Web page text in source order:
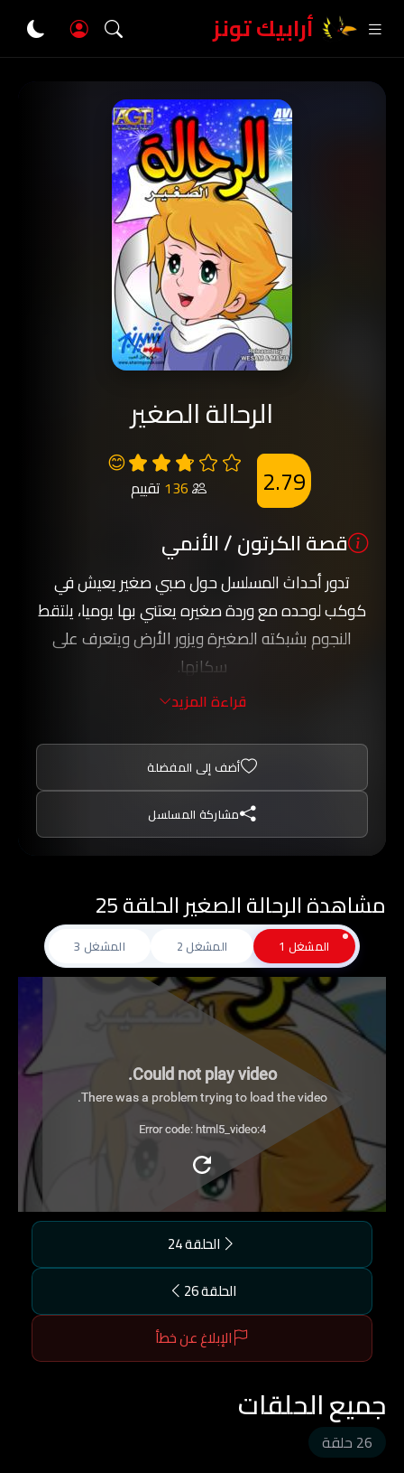
أرابيك تونز
الرحالة الصغير
😊
136 تقييم 2.79
قصة الكرتون / الأنمي
تدور أحداث المسلسل حول صبي صغير يعيش في
كوكب لوحده مع وردة صغيره يعتني بها يوميا، يلتقط
النجوم بشبكته الصغيرة ويزور الأرض ويتعرف على
سكانها.
واثناء تجوالة في الارض يتعرف على عادات وتقاليد
جديدة ويعمل الصبي على مساعدة الناس عند طلب
الحاجة.
قراءة المزيد
أضف إلى المفضلة
مشاركة المسلسل
مشاهدة الرحالة الصغير الحلقة 25
المشغل 1 المشغل 2 المشغل 3
Could not play video.
There was a problem trying to load the video.
Error code: html5_video:4
الحلقة 24
الحلقة 26
الإبلاغ عن خطأ
جميع الحلقات
26 حلقة